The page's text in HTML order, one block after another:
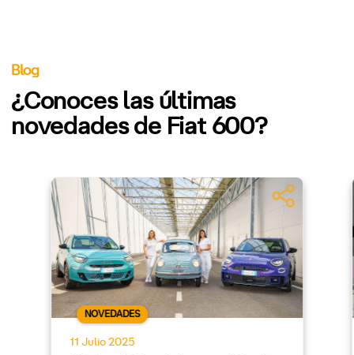
Blog
¿Conoces las últimas
novedades de Fiat 600?
NOVEDADES
11 Julio 2025